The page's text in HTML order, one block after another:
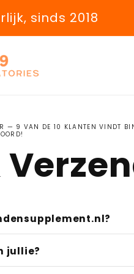
— 9 VAN DE 10 KLANTEN VINDT
en klik op“In
jullie?